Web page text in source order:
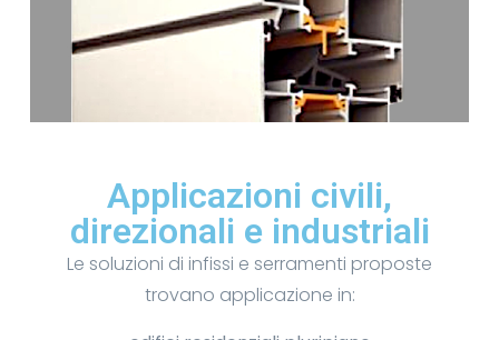
Applicazioni civili,
direzionali e industriali
Le soluzioni di infissi e serramenti proposte
trovano applicazione in: